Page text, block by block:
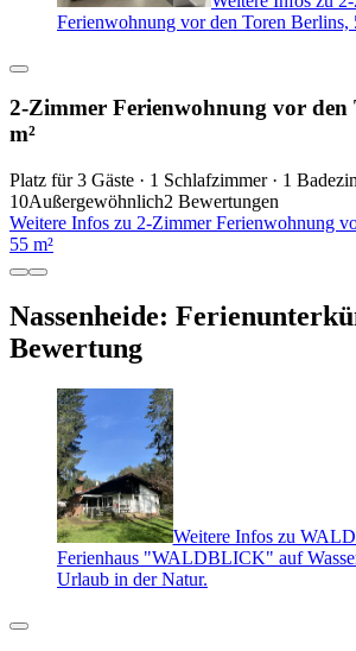
Ferienwohnung vor den Toren Berlins,
2-Zimmer Ferienwohnung vor den
m²
Platz für 3 Gäste · 1 Schlafzimmer · 1
10Außergewöhnlich2 Bewertungen
Weitere Infos zu 2-Zimmer Ferienwohnung
55 m²
Nassenheide:
Bewertung
Weitere Infos zu
Ferienhaus "WALDBLICK" auf
Urlaub in der Natur.